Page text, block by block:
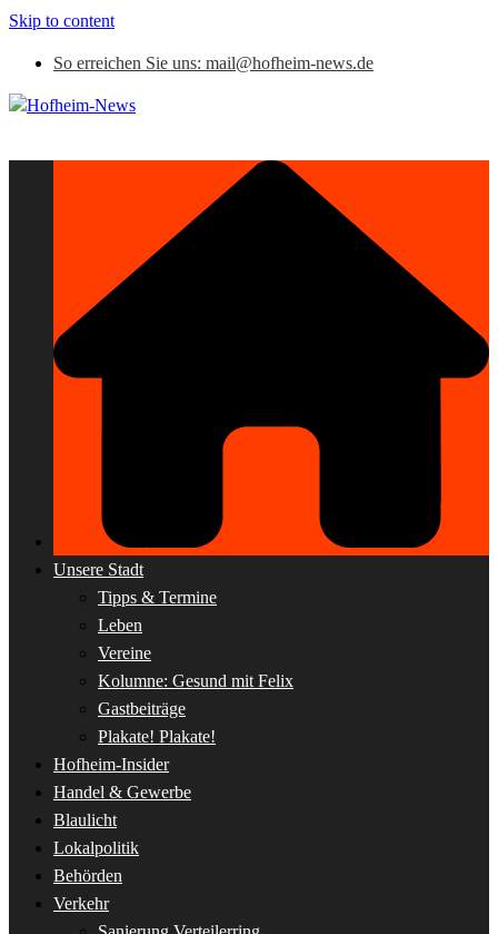
Skip to content
So erreichen Sie uns: mail@hofheim-news.de
Unsere Stadt
Tipps & Termine
Leben
Vereine
Kolumne: Gesund mit Felix
Gastbeiträge
Plakate! Plakate!
Hofheim-Insider
Handel & Gewerbe
Blaulicht
Lokalpolitik
Behörden
Verkehr